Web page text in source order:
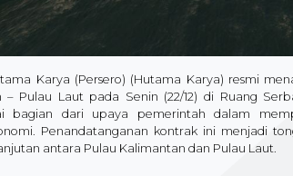
Karya (Persero) (Hutama Karya) resmi
– Pulau Laut pada Senin (22/12) di Ruang
bagian dari upaya pemerintah dalam
Penandatanganan kontrak ini menjadi
antara Pulau Kalimantan dan Pulau Laut.